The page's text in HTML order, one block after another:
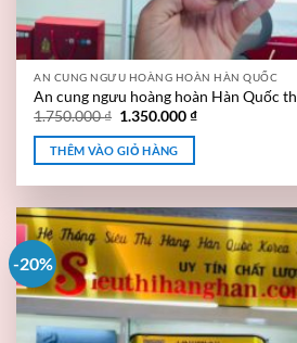
AN CUNG NGƯU HOÀNG HOÀN HÀN QUỐC
An cung ngưu hoàng hoàn Hàn Quốc
1.750.000₫ 1.350.000₫
THÊM VÀO GIỎ HÀNG
-20%